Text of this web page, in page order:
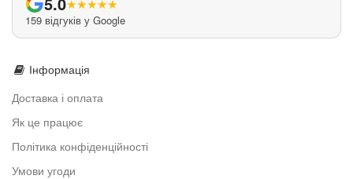
★★★★★
159 відгуків у Google
Інформація
Доставка і оплата
Як це працює
Політика конфіденційності
Умови угоди